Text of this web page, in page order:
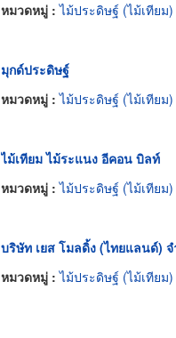
หมวดหมู่ :ไม้ประดิษฐ์ (ไม้เทียม)
มุกด์ประดิษฐ์
หมวดหมู่ :ไม้ประดิษฐ์ (ไม้เทียม)
ไม้เทียม ไม้ระแนง อีคอน บิลท์
หมวดหมู่ :ไม้ประดิษฐ์ (ไม้เทียม)
บริษัท เยส โมลดิ้ง (ไทยแลนด์)
หมวดหมู่ :ไม้ประดิษฐ์ (ไม้เทียม)